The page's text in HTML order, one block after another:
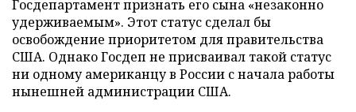
Госдепартамент признать его сына «незаконно
удерживаемым». Этот статус сделал бы
освобождение приоритетом для правительства
США. Однако Госдеп не присваивал такой статус
ни одному американцу в России с начала работы
нынешней администрации США.